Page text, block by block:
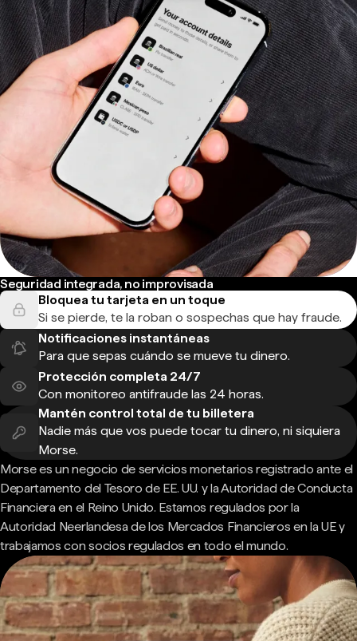
Seguridad integrada, no improvisada
Bloquea tu tarjeta en un toque
Si se pierde, te la roban o sospechas que hay fraude.
Notificaciones instantáneas
Para que sepas cuándo se mueve tu dinero.
Protección completa 24/7
Con monitoreo antifraude las 24 horas.
Mantén control total de tu billetera
Nadie más que vos puede tocar tu dinero, ni siquiera
Morse.
Morse es un negocio de servicios monetarios registrado ante el
Departamento del Tesoro de EE. UU. y la Autoridad de Conducta
Financiera en el Reino Unido. Estamos regulados por la
Autoridad Neerlandesa de los Mercados Financieros en la UE y
trabajamos con socios regulados en todo el mundo.